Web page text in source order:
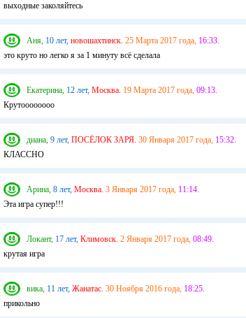
выходные заколяйтесь
Аня, 10 лет, новошахтинск. 25 Марта 2017 года, 16:33.
это круто но легко я за 1 минуту всё сделала
Екатерина, 12 лет, Москва. 19 Марта 2017 года, 09:13.
Крутоооооооо
диана, 9 лет, ПОСЁЛОК ЗАРЯ. 30 Января 2017 года, 15:32.
КЛАССНО
Арина, 8 лет, Москва. 3 Января 2017 года, 11:14.
Эта игра супер!!!
Локант, 17 лет, Климовск. 2 Января 2017 года, 08:49.
крутая игра
вика, 11 лет, Жанатас. 30 Ноября 2016 года, 18:25.
прикольно